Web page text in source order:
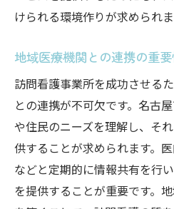
けられる環境作りが求められま
地域医療機関との連携の重
訪問看護事業所を成功させる
との連携が不可欠です。名古
や住民のニーズを理解し、そ
供することが求められます。
などと定期的に情報共有を行
を提供することが重要です。